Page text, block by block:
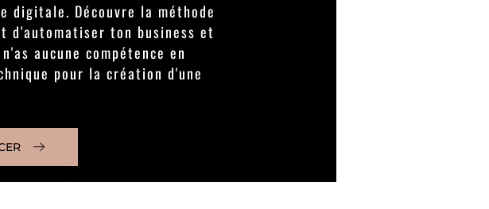
digitale. Découvre la méthode
d'automatiser ton business et
aucune compétence en
pour la création d'une